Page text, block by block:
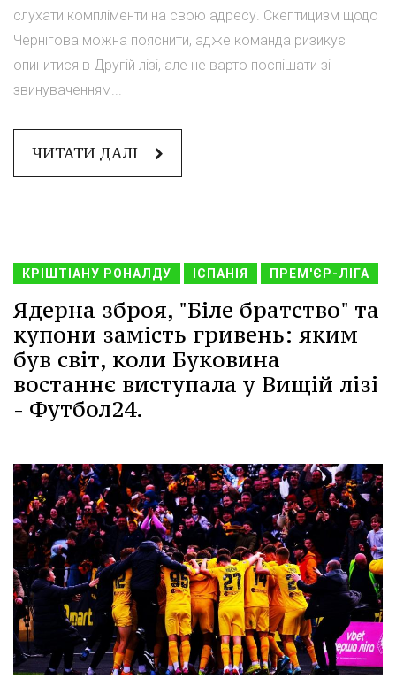
слухати компліменти на свою адресу. Скептицизм щодо
Чернігова можна пояснити, адже команда ризикує
опинитися в Другій лізі, але не варто поспішати зі
звинуваченням...
ЧИТАТИ ДАЛІ
КРІШТІАНУ РОНАЛДУ ІСПАНІЯ ПРЕМ'ЄР-ЛІГА
Ядерна зброя, "Біле братство" та
купони замість гривень: яким
був світ, коли Буковина
востаннє виступала у Вищій лізі
- Футбол24.